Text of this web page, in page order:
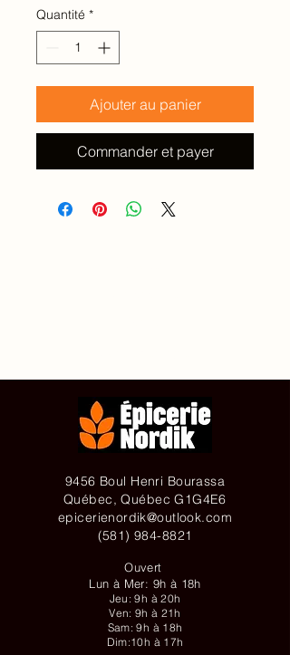
pour
100
Grammes
Quantité *
Ajouter au panier
Commander et payer
9456 Boul Henri Bourassa
Québec, Québec G1G4E6
epicerienordik@outlook.com
(581) 984-8821
Ouvert
Lun à Mer: 9h à 18h
Jeu: 9h à 20h
Ven: 9h à 21h
Sam: 9h à 18h
Dim:10h à 17h